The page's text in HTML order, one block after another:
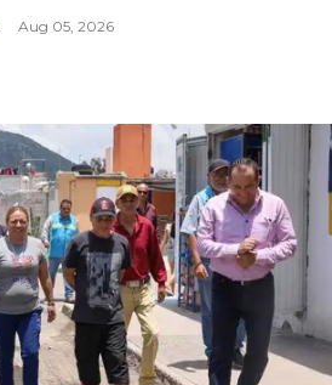
Aug 05, 2026